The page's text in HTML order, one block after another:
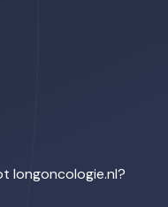
longoncologie.nl?